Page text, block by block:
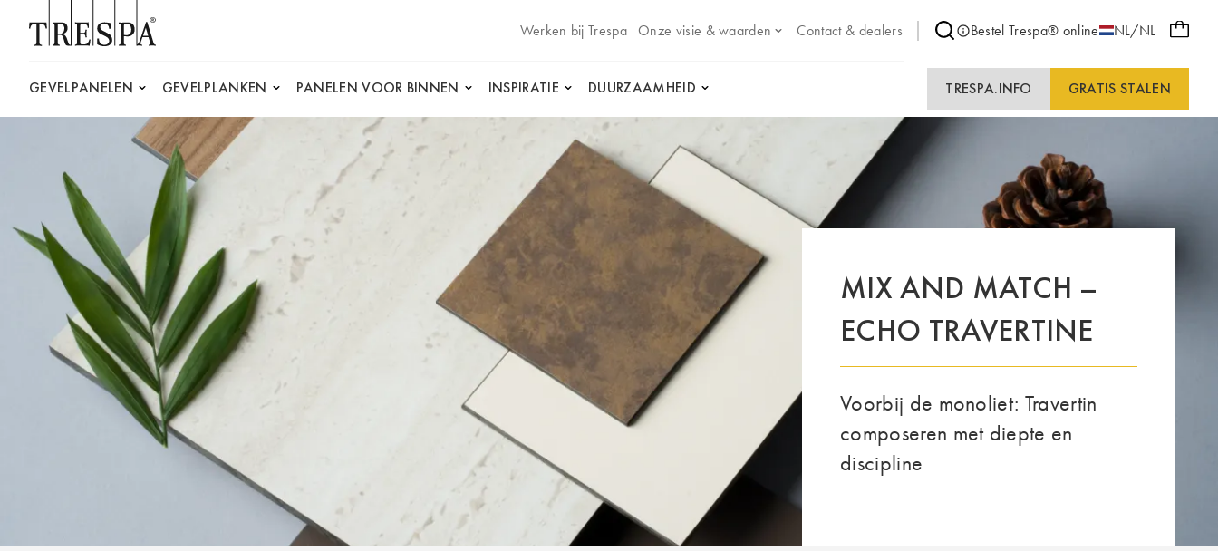
Werken bij Trespa
Onze visie & waarden Contact & dealers Bestel Trespa® online NL/NL
GEVELPANELEN GEVELPLANKEN PANELEN VOOR BINNEN INSPIRATIE DUURZAAMHEID TRESPA.INFO GRATIS STALEN
MIX AND MATCH –
ECHO TRAVERTINE
Voorbij de monoliet: Travertin
composeren met diepte en
discipline